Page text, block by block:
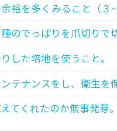
裕を多くみること（３~
のでっぱりを爪切りで
した培地を使うこと。
テナンスをし、衛生を
てくれたのか無事発芽